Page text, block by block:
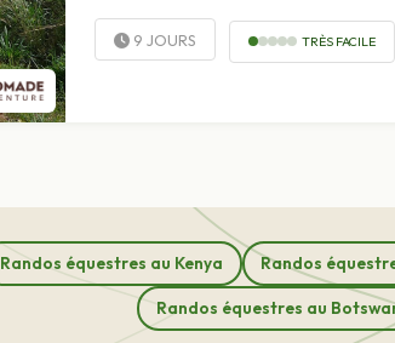
9 JOURS TRÈS FACILE
Randos équestres au Kenya Randos
Randos équestres au